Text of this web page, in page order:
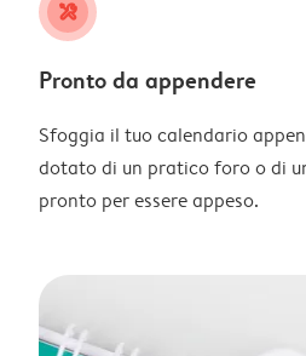
tools
Pronto da appendere
Sfoggia il tuo calendario
dotato di un pratico foro o di
pronto per essere appeso.